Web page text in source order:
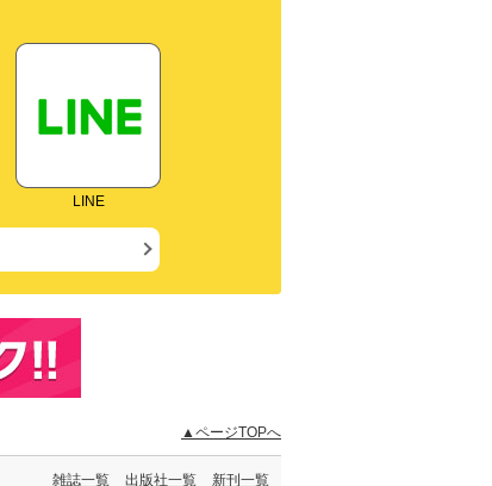
LINE
▲ページTOPへ
雑誌一覧 出版社一覧 新刊一覧